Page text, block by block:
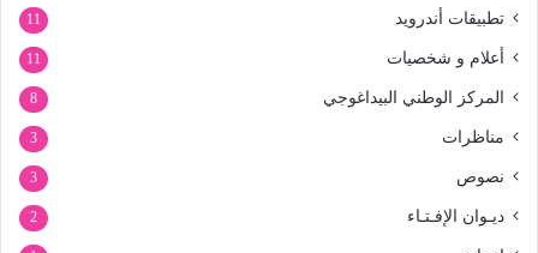
تطبيقات أندرويد 11
أعلام و شخصيات 11
المركز الوطني البيداغوجي 8
مناظرات 3
نصوص 3
ديـوان الإفـتـاء 2